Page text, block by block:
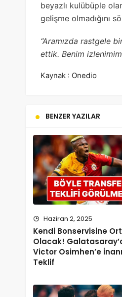
beyazlı kulübüple
gelişme olmadığını
“Aramızda rastgele
ettik. Benim
Kaynak : Onedio
BENZER YAZILAR
Haziran 2, 2025
Kendi Bonservisine
Olacak!
Victor Osimhen’e
Teklif